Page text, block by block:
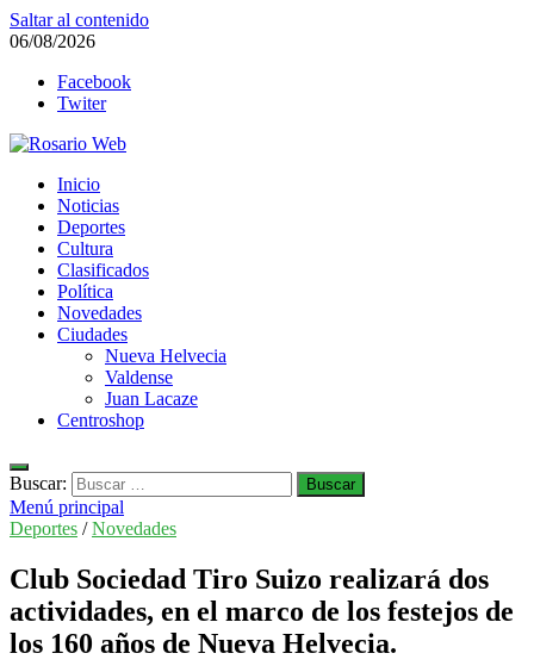
Saltar al contenido
06/08/2026
Facebook
Twiter
Rosario Web
Todas la noticias de Rosario y la zona
Inicio
Noticias
Deportes
Cultura
Clasificados
Política
Novedades
Ciudades
Nueva Helvecia
Valdense
Juan Lacaze
Centroshop
Buscar:
Menú principal
Deportes /Novedades
Club Sociedad Tiro Suizo realizará dos
actividades, en el marco de los festejos de
los 160 años de Nueva Helvecia.